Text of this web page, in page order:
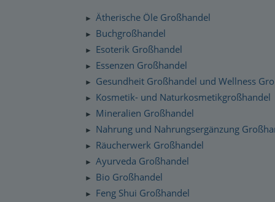
Zahlung und Versand
Datenschutzerklärung
Checkdates
Moravan Naturkosmetik
Primavera Life Sortiment
Alaya Engelkerzen
Gabriel Tech Sortiment
Engelalm Edelstein Essenzen
Schnelllager
► Ätherische Öle Großhandel
► Buchgroßhandel
► Esoterik Großhandel
► Essenzen Großhandel
► Gesundheit Großhandel und Wellness
► Kosmetik- und Naturkosmetikgroßhandel
► Mineralien Großhandel
► Nahrung und Nahrungsergänzung
► Räucherwerk Großhandel
► Ayurveda Großhandel
► Bio Großhandel
► Feng Shui Großhandel